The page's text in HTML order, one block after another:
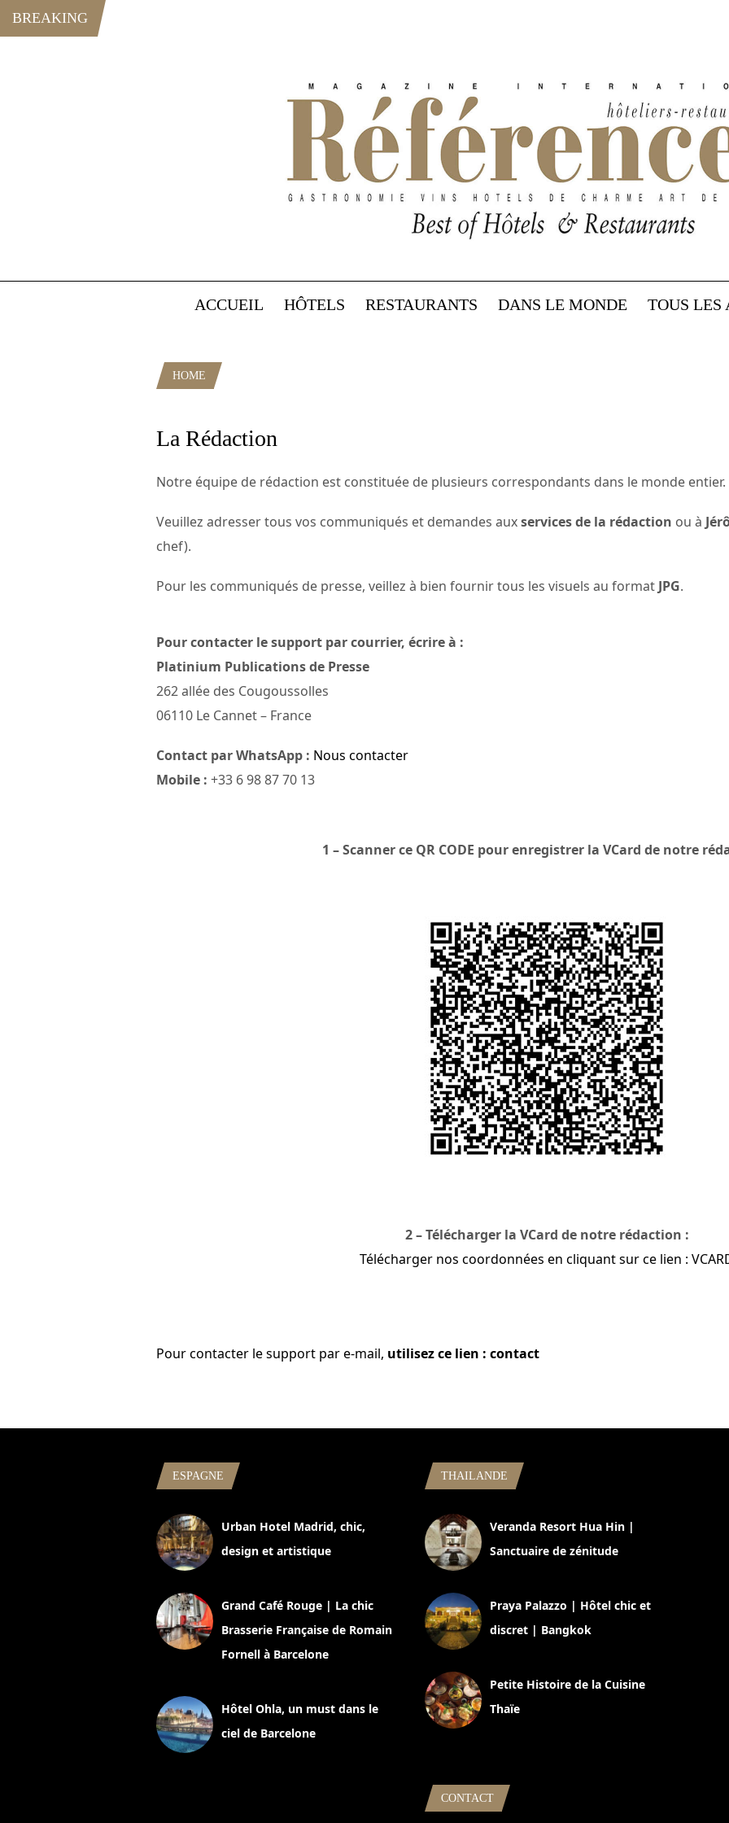
BREAKING
ACCUEIL HÔTELS RESTAURANTS DANS LE MONDE TOUS LES
HOME
La Rédaction
Notre équipe de rédaction est constituée de plusieurs correspondants dans le monde entier.
Veuillez adresser tous vos communiqués et demandes auxservices de la rédaction ou à
chef).
Pour les communiqués de presse, veillez à bien fournir tous les visuels au format JPG.
Pour contacter le support par courrier, écrire à :
Platinium Publications de Presse
262 allée des Cougoussolles
06110 Le Cannet – France
Contact par WhatsApp : Nous contacter
Mobile : +33 6 98 87 70 13
1 – Scanner ce QR CODE pour enregistrer la VCard de notre
2 – Télécharger la VCard de notre rédaction :
Télécharger nos coordonnées en cliquant sur ce lien :
Pour contacter le support par e-mail, utilisez ce lien : contact
ESPAGNE
Urban Hotel Madrid, chic,
design et artistique
Grand Café Rouge | La chic
Brasserie Française de Romain
Fornell à Barcelone
Hôtel Ohla, un must dans le
ciel de Barcelone
THAILANDE
Veranda Resort Hua Hin |
Sanctuaire de zénitude
Praya Palazzo | Hôtel chic et
discret | Bangkok
Petite Histoire de la Cuisine
Thaïe
CONTACT